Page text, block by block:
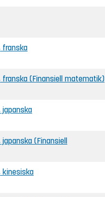
franska
(Finansiell matematik)
(Finansiell